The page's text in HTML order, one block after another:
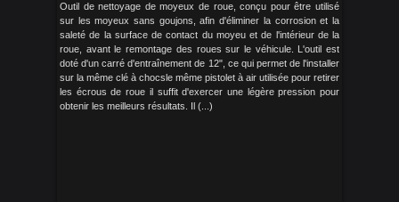
Outil de nettoyage de moyeux de roue, conçu pour être utilisé
sur les moyeux sans goujons, afin d'éliminer la corrosion et la
saleté de la surface de contact du moyeu et de l'intérieur de la
roue, avant le remontage des roues sur le véhicule. L'outil est
doté d'un carré d'entraînement de 12", ce qui permet de l'installer
sur la même clé à chocsle même pistolet à air utilisée pour retirer
les écrous de roue il suffit d'exercer une légère pression pour
obtenir les meilleurs résultats. Il (...)